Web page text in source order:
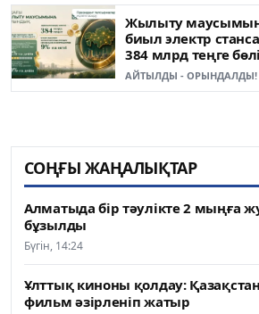
Жылыту
биыл электр
384 млрд теңге
АЙТЫЛДЫ - ОРЫНДАЛДЫ!
СОҢҒЫ ЖАҢАЛЫҚТАР
Алматыда бір тәулікте 2 мыңға
бұзылды
Бүгін, 14:24
Ұлттық киноны қолдау:
фильм әзірленіп жатыр